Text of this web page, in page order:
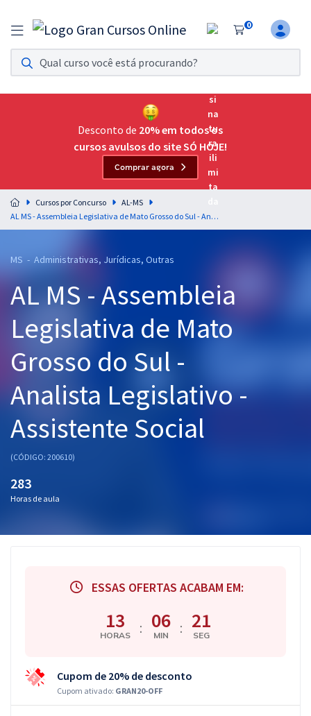
0
Assinatura Ilimitada 11
Acesso a todos os cursos. Teste grátis por 7 dias!
Assinatura OAB Até Passar
Acesso ilimitado a toda preparação para o Exame da
Residências Multiprofissionais
Preparação completa e intensiva para as principais
residências em saúde do Brasil
Cursos 20% OFF
Pós
Graduação
OAB
Mentorias
Questões grátis
Conteúdo gratuito
Aprovados
Desconto de 20% em todos os
cursos avulsos do site SÓ HOJE!
Comprar agora
Cursos por Concurso
AL-MS
AL MS - Assembleia Legislativa de Mato Grosso do Sul - Analista Legislativo - Assistente Social
MS - Administrativas, Jurídicas, Outras
AL MS - Assembleia
Legislativa de Mato
Grosso do Sul -
Analista Legislativo -
Assistente Social
(CÓDIGO: 200610)
283
Horas de aula
ESSAS OFERTAS ACABAM EM:
13
HORAS : 06
MIN : 20
SEG
Cupom de 20% de desconto
Cupom ativado: GRAN20-OFF